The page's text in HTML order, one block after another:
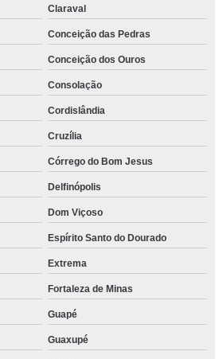
Claraval
Conceição das Pedras
Conceição dos Ouros
Consolação
Cordislândia
Cruzília
Córrego do Bom Jesus
Delfinópolis
Dom Viçoso
Espírito Santo do Dourado
Extrema
Fortaleza de Minas
Guapé
Guaxupé